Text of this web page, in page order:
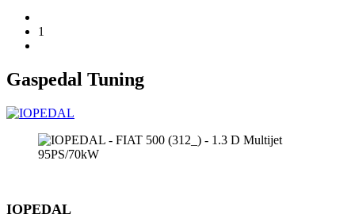
1
Gaspedal Tuning
IOPEDAL